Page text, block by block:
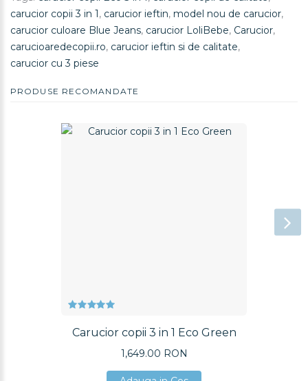
carucior copii 3 in 1 , carucior ieftin, model nou de carucior,
carucior culoare Blue Jeans, carucior LoliBebe, Carucior,
carucioaredecopii.ro, carucior ieftin si de calitate,
carucior cu 3 piese
PRODUSE RECOMANDATE
Carucior copii 3 in 1 Eco Green
1,649.00 RON